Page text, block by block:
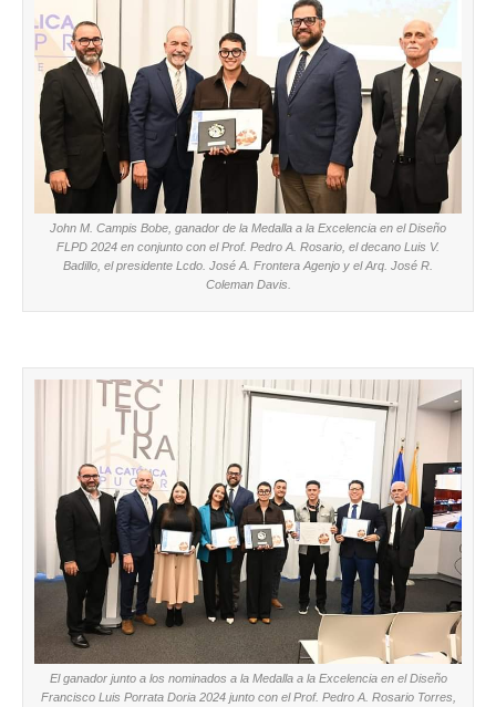
John M. Campis Bobe, ganador de la Medalla a la Excelencia en el Diseño
FLPD 2024 en conjunto con el Prof. Pedro A. Rosario, el decano Luis V.
Badillo, el presidente Lcdo. José A. Frontera Agenjo y el Arq. José R.
Coleman Davis.
El ganador junto a los nominados a la Medalla a la Excelencia en el Diseño
Francisco Luis Porrata Doria 2024 junto con el Prof. Pedro A. Rosario Torres,